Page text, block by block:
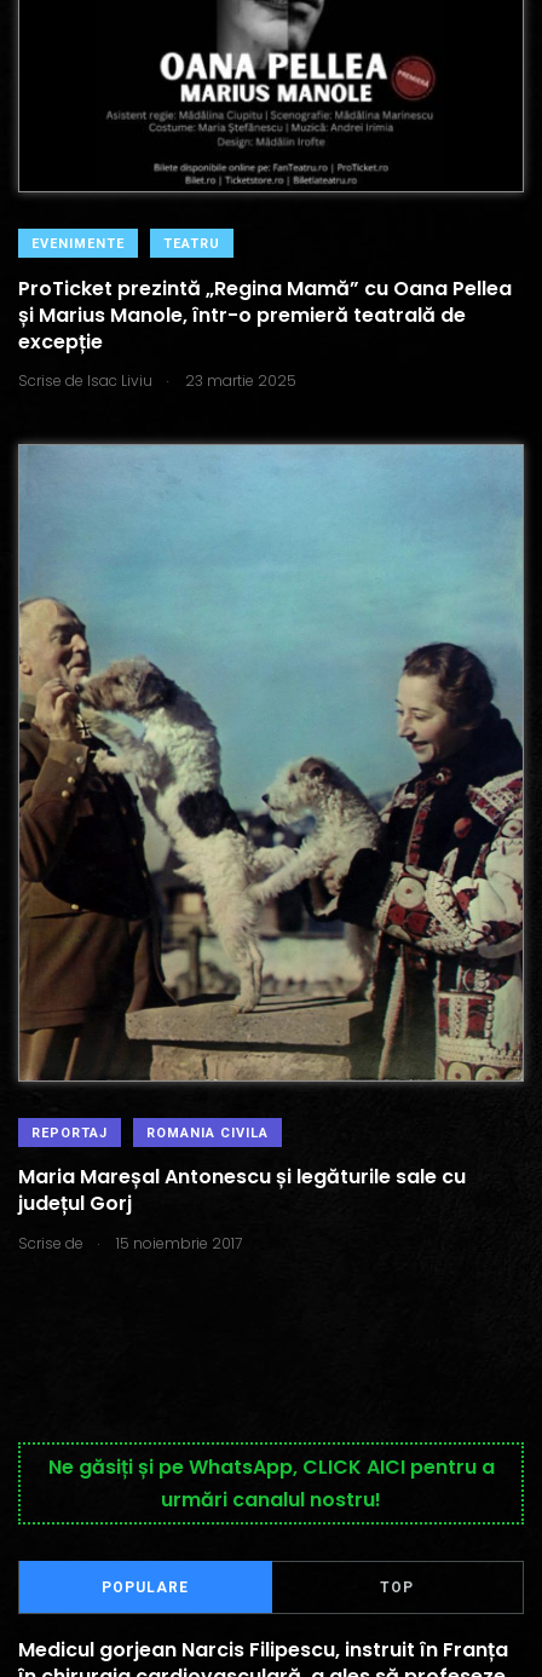
EVENIMENTE TEATRU
ProTicket prezintă „Regina Mamă” cu Oana Pellea
și Marius Manole, într-o premieră teatrală de
excepție
Scrise de Isac Liviu . 23 martie 2025
REPORTAJ ROMANIA CIVILA
Maria Mareșal Antonescu și legăturile sale cu
județul Gorj
Scrise de . 15 noiembrie 2017
Ne găsiți și pe WhatsApp, CLICK AICI pentru a
urmări canalul nostru!
POPULARE TOP
Medicul gorjean Narcis Filipescu, instruit în Franța